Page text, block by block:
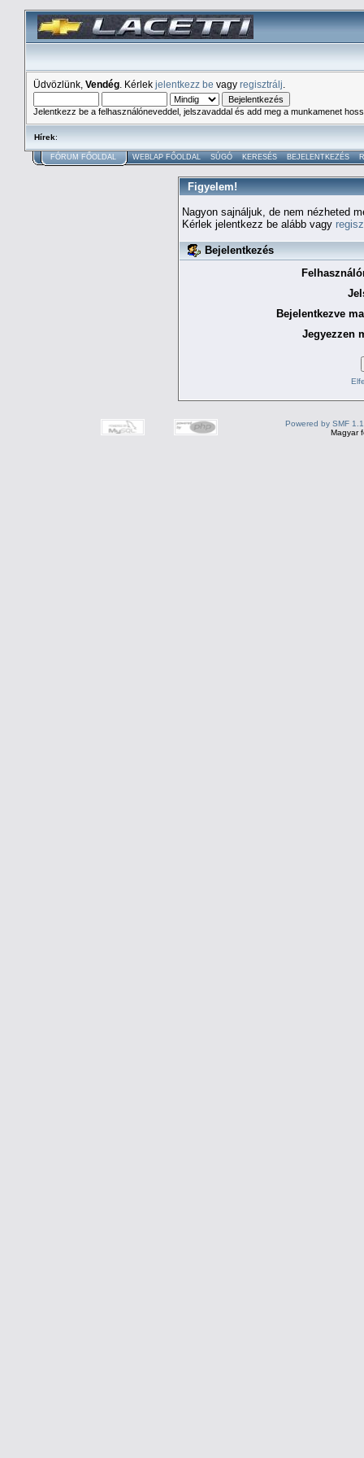
Üdvözlünk, Vendég . Kérlek jelentkezz be vagy regisztrálj
Jelentkezz be a felhasználóneveddel, jelszavaddal és add meg a munkamenet
Hírek:
FÓRUM FŐOLDAL WEBLAP FŐOLDAL SÚGÓ KERESÉS BEJELENTKEZÉS
Figyelem!
Nagyon sajnáljuk, de nem nézheted
Kérlek jelentkezz be alább vagy
Bejelentkezés
Bejelentkezve
Jegyezzen
Powered by SMF
Magyar